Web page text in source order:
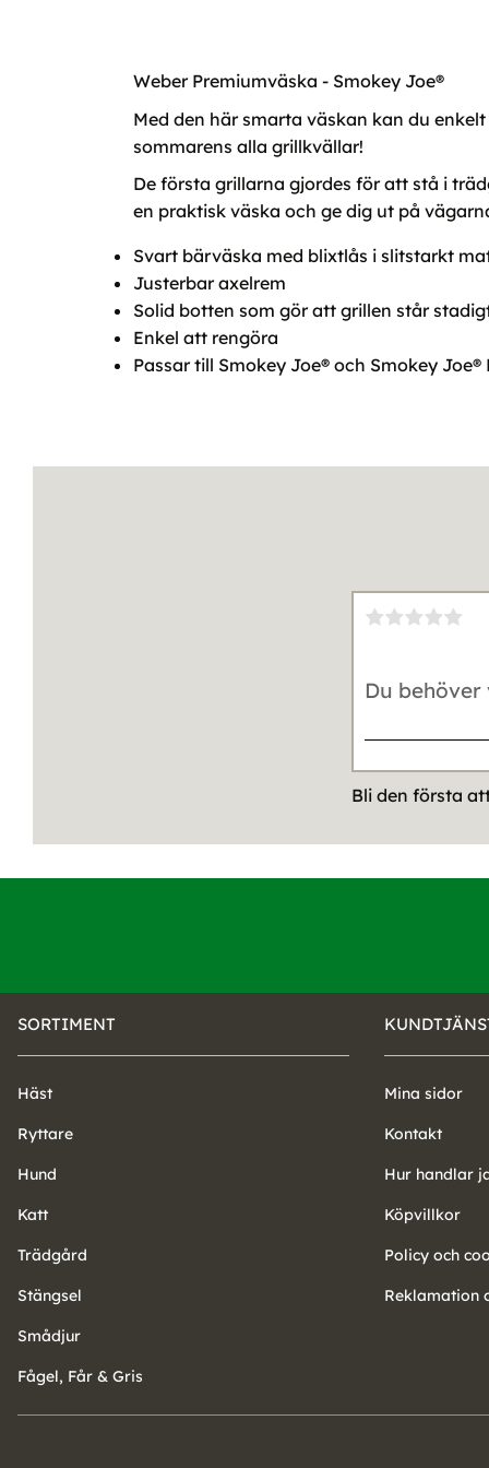
Weber Premiumväska - Smokey Joe®
Med den här smarta väskan kan du
sommarens alla grillkvällar!
De första grillarna gjordes för att stå i
en praktisk väska och ge dig ut på
Svart bärväska med blixtlås i slitstarkt
Justerbar axelrem
Solid botten som gör att grillen står
Enkel att rengöra
Passar till Smokey Joe® och Smokey Joe®
Bli den första
SORTIMENT
Häst
Ryttare
Hund
Katt
Trädgård
Stängsel
Smådjur
Fågel, Får & Gris
Mina sidor
Kontakt
Hur handlar
Köpvillkor
Policy och
Reklamation